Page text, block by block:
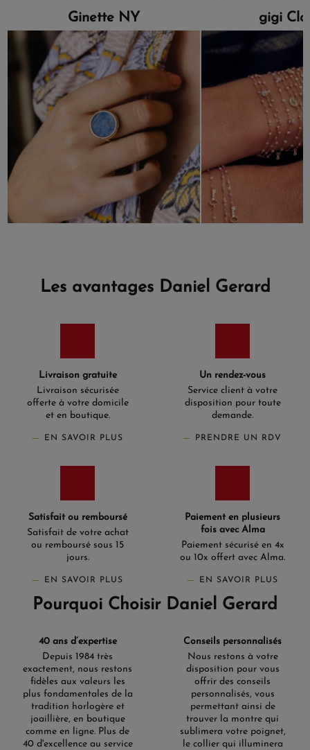
Ginette NY gigi
Les avantages Daniel Gerard
Livraison gratuite
Livraison sécurisée
offerte à votre domicile
et en boutique.
EN SAVOIR PLUS
Un rendez-vous
Service client à votre
disposition pour toute
demande.
PRENDRE UN RDV
Satisfait ou remboursé
Satisfait de votre achat
ou remboursé sous 15
jours.
EN SAVOIR PLUS
Paiement en plusieurs
fois avec Alma
Paiement sécurisé en 4x
ou 10x offert avec Alma.
EN SAVOIR PLUS
Pourquoi Choisir Daniel Gerard
40 ans d’expertise
Depuis 1984 très
exactement, nous restons
fidèles aux valeurs les
plus fondamentales de la
tradition horlogère et
joaillière, en boutique
comme en ligne. Plus de
40 d'excellence au service
Conseils personnalisés
Nous restons à votre
disposition pour vous
offrir des conseils
personnalisés, vous
permettant ainsi de
trouver la montre qui
sublimera votre poignet,
le collier qui illuminera